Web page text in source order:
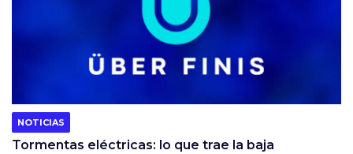
NOTICIAS
Tormentas eléctricas: lo que trae la baja